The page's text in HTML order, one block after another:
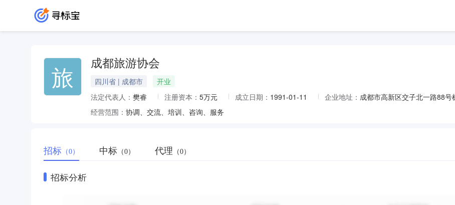
旅 成都旅游协会
四川省 | 成都市
开业
法定代表人： 樊睿 注册资本： 5万元 成立日期： 1991-01-11 企业地址： 成都市高新区交子北一路88
经营范围： 协调、交流、培训、咨询、服务
招标 （0） 中标 （0） 代理 （0）
招标分析